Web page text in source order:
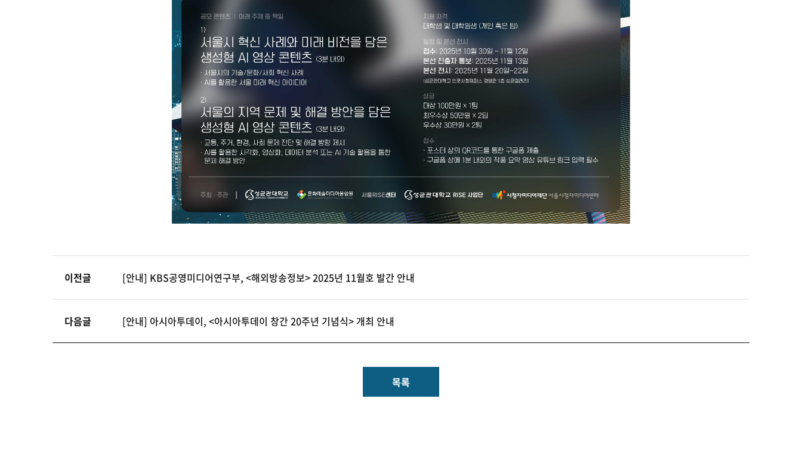
이전글 [안내] KBS공영미디어연구부, <해외방송정보> 2025년 11월호 발간 안내
다음글 [안내] 아시아투데이, <아시아투데이 창간 20주년 기념식> 개최 안내
목록